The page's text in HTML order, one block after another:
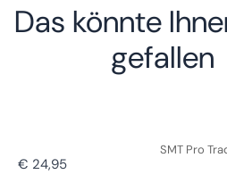
Das könnte
gefallen
SMT Pro
€ 24,95